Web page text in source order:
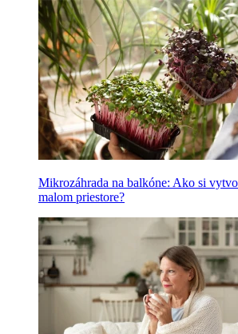
Mikrozáhrada na balkóne: Ako si
malom priestore?